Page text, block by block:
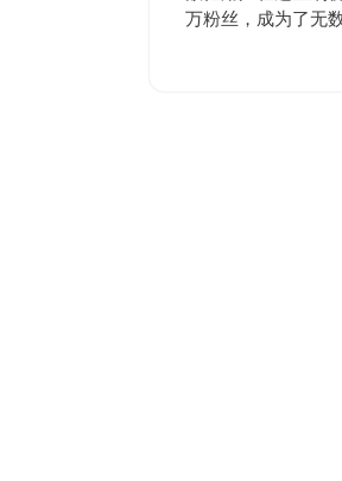
19
日
万粉丝，成为了无